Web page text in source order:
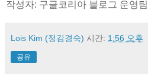
작성자: 구글코리아 블로그 운영팀
Lois Kim (정김경숙) 시간: 1:56 오후
공유